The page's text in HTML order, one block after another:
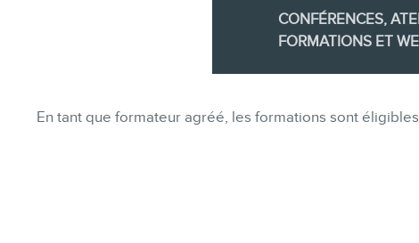
CONFÉRENCES,
FORMATIONS ET
En tant que formateur agréé, les formations sont